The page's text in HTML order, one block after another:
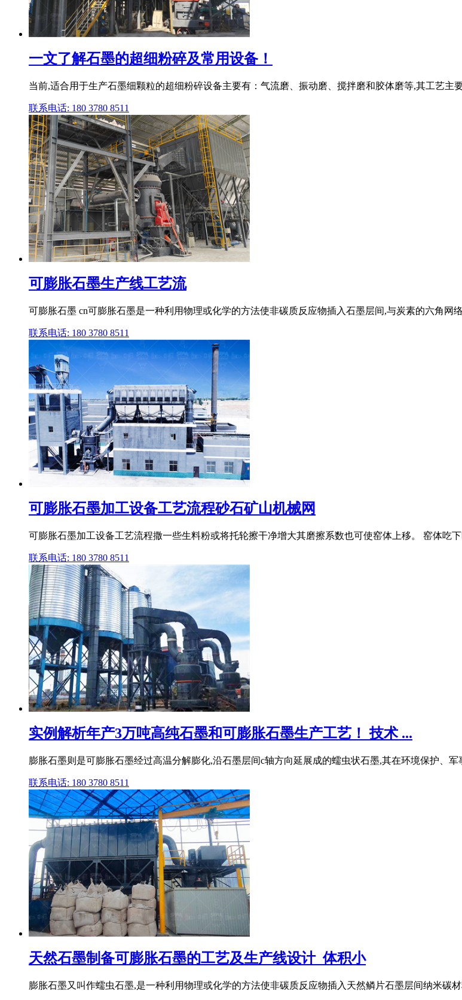
一文了解石墨的超细粉碎及常用设备！
当前,适合用于生产石墨细颗粒的超细粉碎设备主要有：气流磨、振动磨、搅拌磨和胶体磨等,其工艺主
联系电话: 180 3780 8511
可膨胀石墨生产线工艺流
可膨胀石墨 cn可膨胀石墨是一种利用物理或化学的方法使非碳质反应物插入石墨层间,与炭素的六角
联系电话: 180 3780 8511
可膨胀石墨加工设备工艺流程砂石矿山机械网
可膨胀石墨加工设备工艺流程撒一些生料粉或将托轮擦干净增大其磨擦系数也可使窑体上移。 窑体吃
联系电话: 180 3780 8511
实例解析年产3万吨高纯石墨和可膨胀石墨生产工艺！ 技术 ...
膨胀石墨则是可膨胀石墨经过高温分解膨化,沿石墨层间c轴方向延展成的蠕虫状石墨,其在环境保护、
联系电话: 180 3780 8511
天然石墨制备可膨胀石墨的工艺及生产线设计_体积小
膨胀石墨又叫作蠕虫石墨,是一种利用物理或化学的方法使非碳质反应物插入天然鳞片石墨层间纳米碳